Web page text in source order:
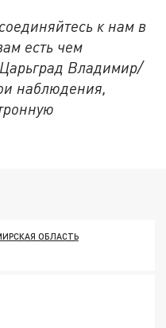
к нам в
есть чем
Владимир/
наблюдения,
ОБЛАСТЬ